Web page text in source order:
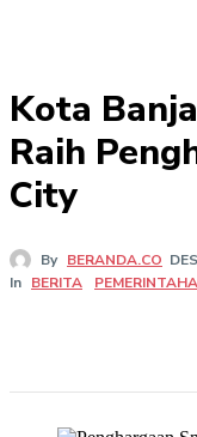
Kota
Raih
City
By BERANDA.CO
In BERITA